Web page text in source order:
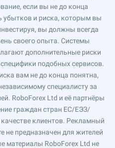
если вы не до конца
убытков и риска, которым вы
вы должны всегда
своего опыта. Системы
дополнительные риски
подобных сервисов.
вам не до конца понятна,
специалисту за
RoboForex Ltd и её партнёры
граждан стран ЕС/ЕЭЗ/
клиентов. Рекламный
не предназначен для жителей
материалы RoboForex Ltd не